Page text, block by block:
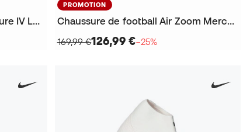
Chaussure de football Copa Pure IV League FG
PROMOTION
Chaussure de football Air Zoom Mercurial Vapor 16 Pro Vini JR FG
169,99 €126,99 €−25%